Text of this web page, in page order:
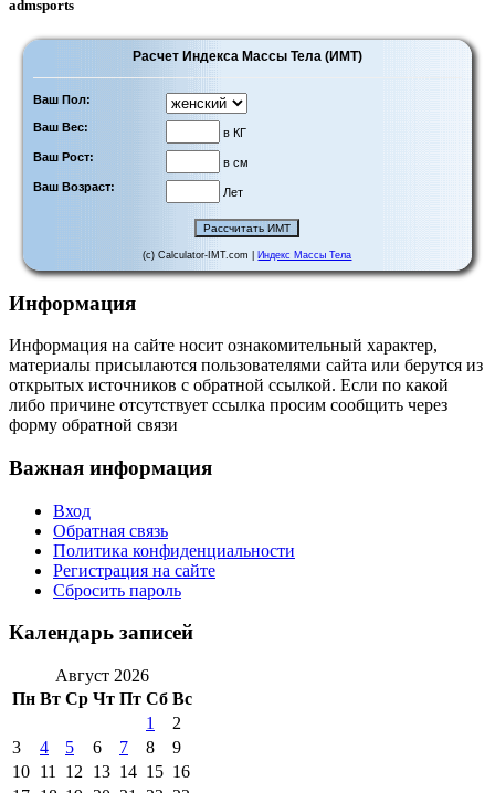
admsports
Расчет Индекса Массы Тела (ИМТ)
Ваш Пол:
Ваш Вес:
в КГ
Ваш Рост:
в см
Ваш Возраст:
Лет
(c) Calculator-IMT.com | Индекс Массы Тела
Информация
Информация на сайте носит ознакомительный характер,
материалы присылаются пользователями сайта или берутся из
открытых источников с обратной ссылкой. Если по какой
либо причине отсутствует ссылка просим сообщить через
форму обратной связи
Важная информация
Вход
Обратная связь
Политика конфиденциальности
Регистрация на сайте
Сбросить пароль
Календарь записей
Август 2026
Пн Вт Ср Чт Пт Сб Вс
1
2
3
4 5 6 7 8
9
10 11 12 13 14 15 16